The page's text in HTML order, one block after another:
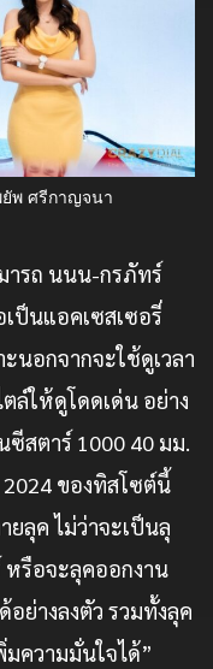
พ ศรีกาญจนา
ารถ นนน-กรภัทร์
เป็นแอคเซสเซอรี่
นอกจากจะใช้ดูเวลา
ล์ให้ดูโดดเด่น อย่าง
สตาร์ 1000 40 มม.
2024 ของทิสโซต์นี้
ลุค ไม่ว่าจะเป็นลุ
หรือจะลุคออกงาน
ย่างลงตัว รวมทั้งลุค
ความมั่นใจได้”